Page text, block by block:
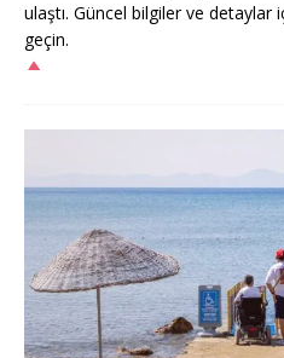
ulaştı. Güncel bilgiler ve
geçin.